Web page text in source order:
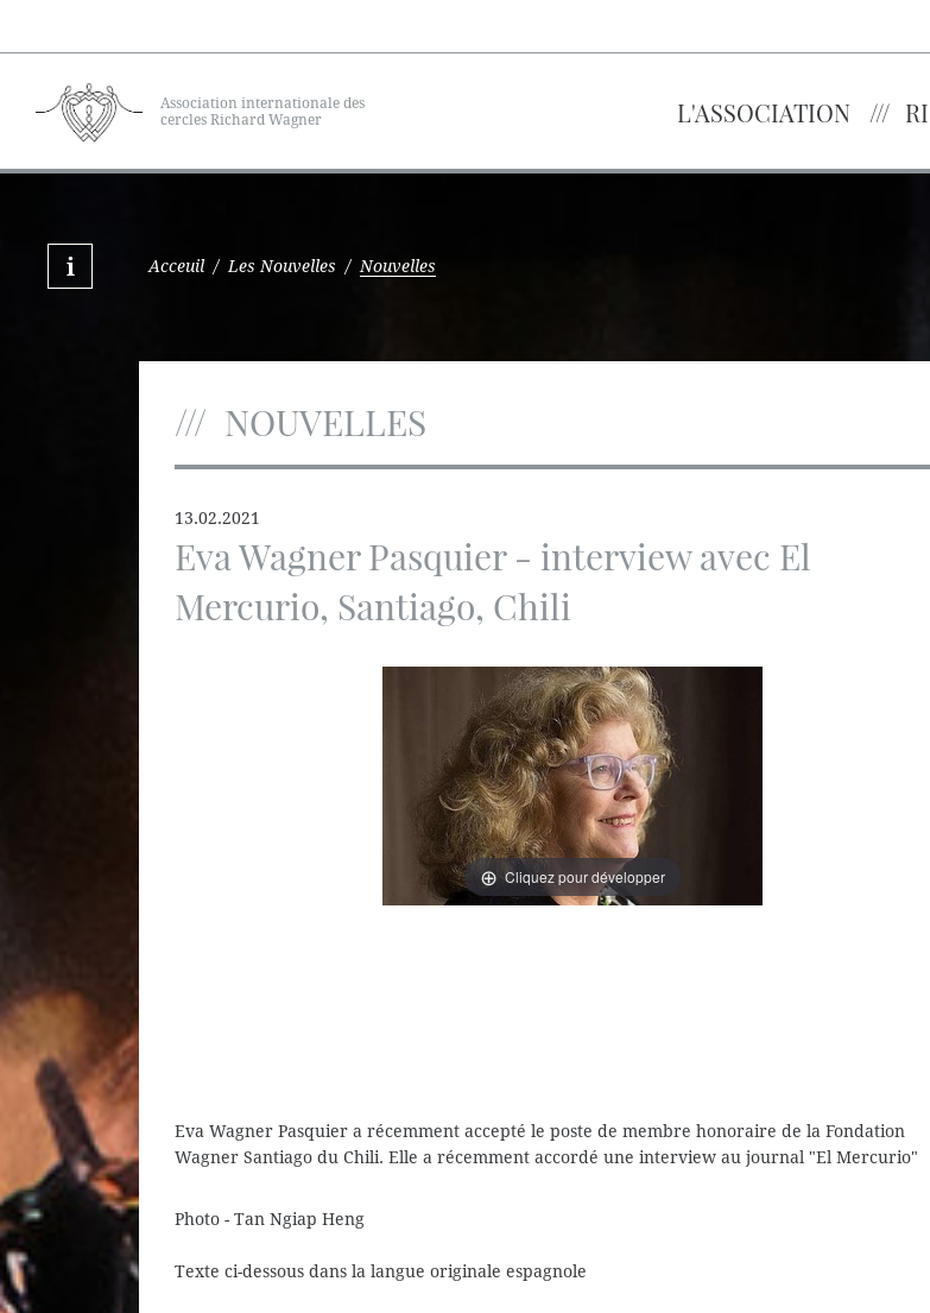
Association internationale des
cercles Richard Wagner
L'ASSOCIATION
Acceuil / Les Nouvelles / Nouvelles
NOUVELLES
13.02.2021
Eva Wagner Pasquier - interview avec El
Mercurio, Santiago, Chili
Cliquez pour développer
Eva Wagner Pasquier a récemment accepté le poste de membre honoraire de la Fondation
Wagner Santiago du Chili. Elle a récemment accordé une interview au journal "El Mercurio"
Photo - Tan Ngiap Heng
Texte ci-dessous dans la langue originale espagnole